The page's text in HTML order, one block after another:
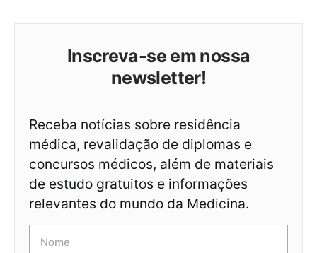
Inscreva-se em nossa
newsletter!
Receba notícias sobre residência
médica, revalidação de diplomas e
concursos médicos, além de materiais
de estudo gratuitos e informações
relevantes do mundo da Medicina.